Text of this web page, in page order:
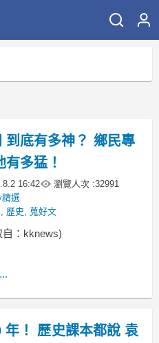
到底有多神？ 鄉民專
多猛！
16:42 瀏覽人次 :32991
精選
, 歷史, 蒐好文
自：kknews)
國演義的時候，
真的那麼厲害，
年！ 歷史課本都說 袁